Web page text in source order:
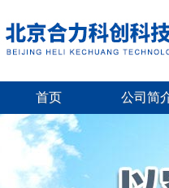
首页 公司简